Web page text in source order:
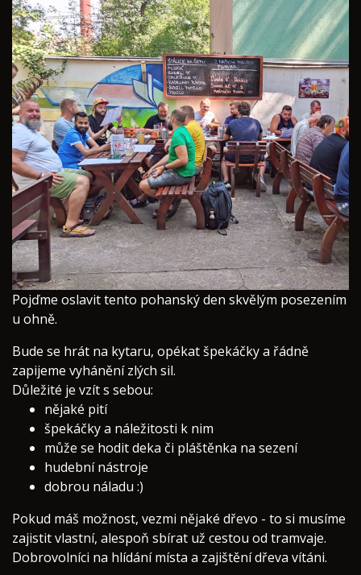
​Pojďme oslavit tento pohanský den skvělým posezením
u ohně.
Bude se hrát na kytaru, opékat špekáčky a řádně
zapijeme vyhánění zlých sil.
Důležité je vzít s sebou:
nějaké pití
špekáčky a náležitosti k nim
může se hodit deka či pláštěnka na sezení
hudební nástroje
dobrou náladu :)
Pokud máš možnost, vezmi nějaké dřevo - to si musíme
zajistit vlastní, alespoň sbírat už cestou od tramvaje.
Dobrovolníci na hlídání místa a zajištění dřeva vítáni.